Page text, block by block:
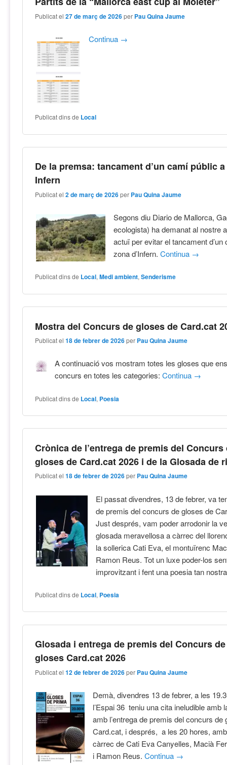
Publicat el27 de març de 2026 per Pau Quina Jaume
Continua →
Publicat dins de Local
De la premsa: tancament d’un camí públic a
Infern
Publicat el2 de març de 2026 per Pau Quina Jaume
Segons diu Diario de Mallorca,
ecologista) ha demanat al nostre
actuï per evitar el tancament
zona d’Infern.Continua →
Publicat dins de Local,Medi ambient,Senderisme
Mostra del Concurs de gloses de Card.cat
Publicat el18 de febrer de 2026 per Pau Quina Jaume
A continuació vos mostram totes les gloses que
concurs en totes les categories:Continua →
Publicat dins de Local, Poesia
Crònica de l’entrega de premis del Concurs
gloses de Card.cat 2026 i de la Glosada de
Publicat el18 de febrer de 2026 per Pau Quina Jaume
El passat divendres, 13 de febrer, va
de premis del concurs de gloses de
Just després, vam poder arrodonir la
glosada meravellosa a càrrec del
la sollerica Cati Eva, el montuïrenc
Ramon Reus. Tot un luxe poder-los
improvitzant i fent una poesia tan
Publicat dins de Local, Poesia
Glosada i entrega de premis del Concurs de
gloses Card.cat 2026
Publicat el12 de febrer de 2026 per Pau Quina Jaume
Demà, divendres 13 de febrer, a les
l’Espai 36 teniu una cita ineludible amb
amb l’entrega de premis del concurs de
Card.cat, i després, a les 20 hores,
càrrec de Cati Eva Canyelles, Macià
i Ramon Reus.Continua →